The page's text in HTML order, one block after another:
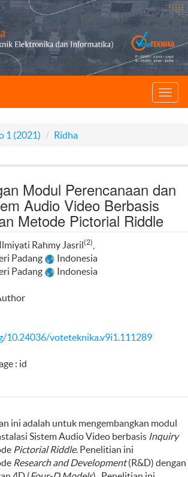
1 (2021) Ridha
Modul Perencanaan dan
Audio Video Berbasis
Metode Pictorial Riddle
, Ilmiyati Rahmy Jasril(2)
Padang
Indonesia
Padang
Indonesia
10.24036/voteteknika.v9i1.111289
: id
ini adalah untuk mengembangkan modul
Sistem Audio Video berbasis Inquiry
Pictorial Riddle. Penelitian ini
Research and Development(R&D) dengan